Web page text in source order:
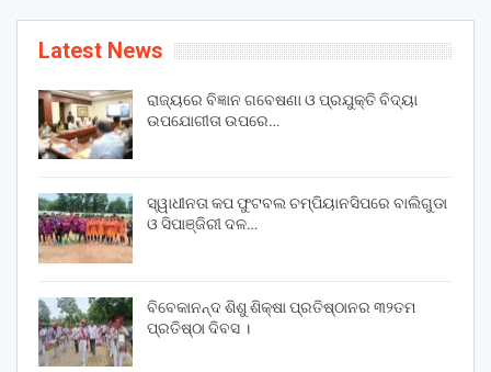
Latest News
ରାଜ୍ୟରେ ବିଜ୍ଞାନ ଗବେଷଣା ଓ ପ୍ରଯୁକ୍ତି ବିଦ୍ୟା
ଉପଯୋଗୀତା ଉପରେ…
ସ୍ୱାଧୀନତା କପ ଫୁଟବଲ ଚମ୍ପିୟାନସିପରେ ବାଲିଗୁଡା
ଓ ସିପାଞ୍ଜିରୀ ଦଳ…
ବିବେକାନନ୍ଦ ଶିଶୁ ଶିକ୍ଷା ପ୍ରତିଷ୍ଠାନର ୩୨ତମ
ପ୍ରତିଷ୍ଠା ଦିବସ ।